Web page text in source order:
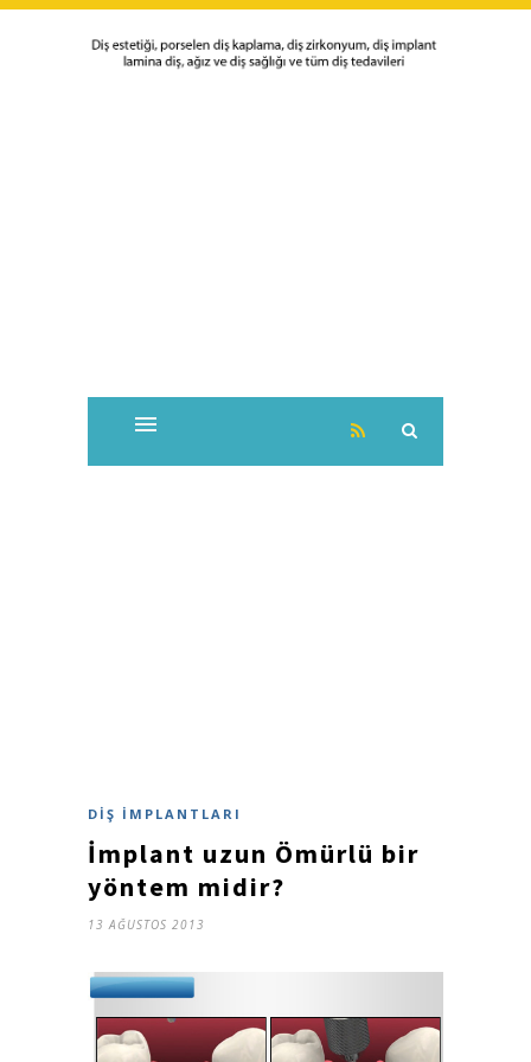
DIŞ İMPLANTLARI
İmplant uzun Ömürlü bir
yöntem midir?
13 AĞUSTOS 2013